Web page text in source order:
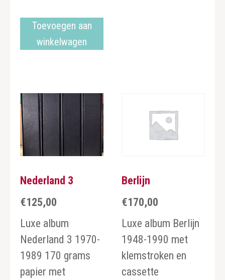
Toevoegen aan
winkelwagen
Nederland 3
€125,00
Luxe album
Nederland 3 1970-
1989 170 grams
papier met
Berlijn
€170,00
Luxe album Berlijn
1948-1990 met
klemstroken en
cassette